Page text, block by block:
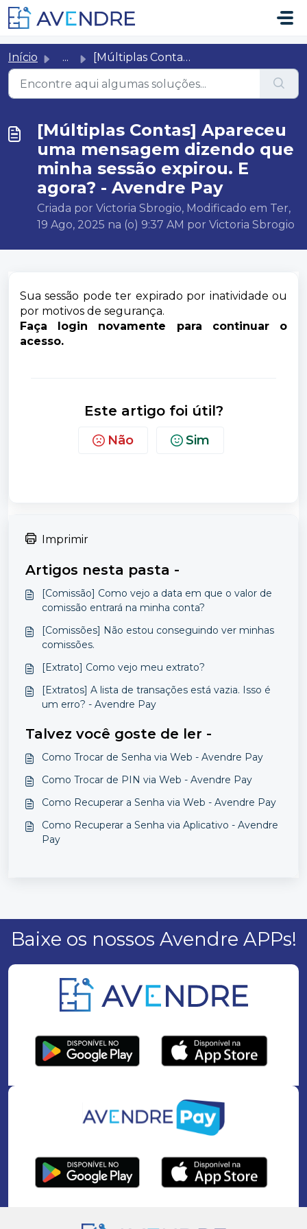
Ir para o conteúdo principal
Início ... [Múltiplas Contas] Apareceu uma mensagem dizendo que minh...
[Múltiplas Contas] Apareceu
uma mensagem dizendo que
minha sessão expirou. E
agora? - Avendre Pay
Criada por Victoria Sbrogio, Modificado em Ter,
19 Ago, 2025 na (o) 9:37 AM por Victoria Sbrogio
Sua sessão pode ter expirado por inatividade ou
por motivos de segurança.
Faça login novamente para continuar o
acesso.
Este artigo foi útil?
Não Sim
Imprimir
Artigos nesta pasta -
[Comissão] Como vejo a data em que o valor de
comissão entrará na minha conta?
[Comissões] Não estou conseguindo ver minhas
comissões.
[Extrato] Como vejo meu extrato?
[Extratos] A lista de transações está vazia. Isso é
um erro? - Avendre Pay
Talvez você goste de ler -
Como Trocar de Senha via Web - Avendre Pay
Como Trocar de PIN via Web - Avendre Pay
Como Recuperar a Senha via Web - Avendre Pay
Como Recuperar a Senha via Aplicativo - Avendre
Pay
Baixe os nossos Avendre APPs!